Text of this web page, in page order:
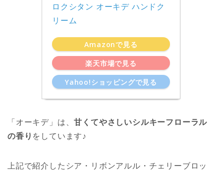
ロクシタン オーキデ ハンドク
リーム
Amazonで見る
楽天市場で見る
Yahoo!ショッピングで見る
「オーキデ」は、甘くてやさしいシルキーフローラル
の香り をしています♪
上記で紹介したシア・リボンアルル・チェリーブロッ